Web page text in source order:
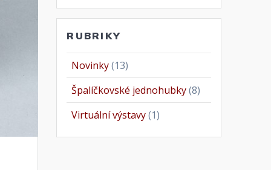
RUBRIKY
Novinky(13)
Špalíčkovské jednohubky(8)
Virtuální výstavy(1)